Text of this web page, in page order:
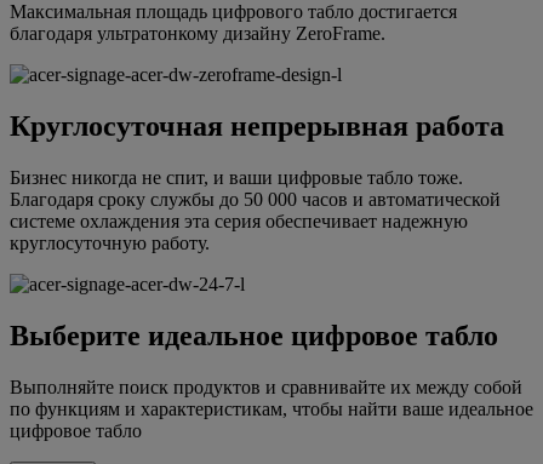
Максимальная площадь цифрового табло достигается
благодаря ультратонкому дизайну ZeroFrame.
Круглосуточная непрерывная работа
Бизнес никогда не спит, и ваши цифровые табло тоже.
Благодаря сроку службы до 50 000 часов и автоматической
системе охлаждения эта серия обеспечивает надежную
круглосуточную работу.
Выберите идеальное цифровое табло
Выполняйте поиск продуктов и сравнивайте их между собой
по функциям и характеристикам, чтобы найти ваше идеальное
цифровое табло